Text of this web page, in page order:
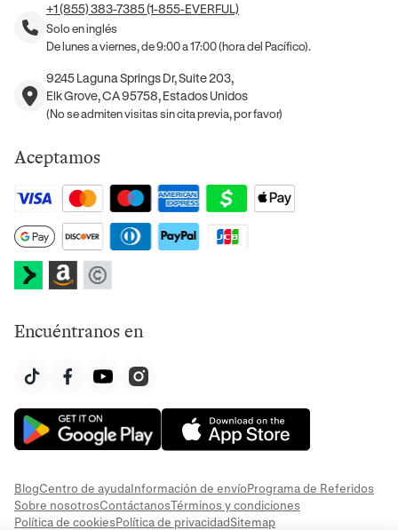
+1 (855) 383-7385 (1-855-EVERFUL)
Solo en inglés
De lunes a viernes, de 9:00 a 17:00 (hora del Pacífico).
9245 Laguna Springs Dr, Suite 203,
Elk Grove, CA 95758, Estados Unidos
(No se admiten visitas sin cita previa, por favor)
Aceptamos
Encuéntranos en
BlogCentro de ayudaInformación de envíoPrograma de Referidos
Sobre nosotrosContáctanosTérminos y condiciones
Política de cookiesPolítica de privacidadSitemap